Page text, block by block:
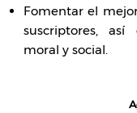
Fomentar el
suscriptores,
moral y social.